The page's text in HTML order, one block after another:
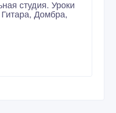
студия. Уроки
Домбра,